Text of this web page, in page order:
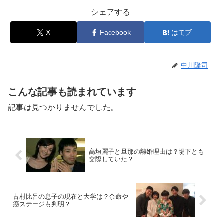
シェアする
X Facebook はてブ
中川隆司
こんな記事も読まれています
記事は見つかりませんでした。
高垣麗子と旦那の離婚理由は？堤下とも
交際していた？
古村比呂の息子の現在と大学は？余命や
癌ステージも判明？